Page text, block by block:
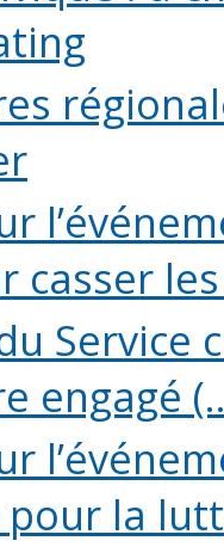
casser les
Service
engagé
la